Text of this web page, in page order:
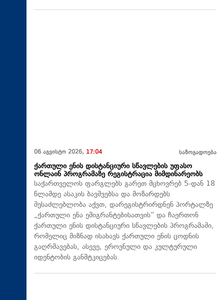
06 აგვისტო 2026, 17:04 საზოგადოება
ქართული ენის დისტანციური სწავლების უფასო
ონლაინ პროგრამაზე რეგისტრაცია მიმდინარეობს
საქართველოს ფარგლებს გარეთ მცხოვრებ 5-დან 18
წლამდე ასაკის ბავშვებსა და მოზარდებს
შესაძლებლობა აქვთ, დარეგისტრირდნენ პორტალზე
„ქართული ენა ემიგრანტებისათვის“ და ჩაერთონ
ქართული ენის დისტანციური სწავლების პროგრამაში,
რომელიც მიზნად ისახავს ქართული ენის ცოდნის
გაღრმავებას, ასევე, ეროვნული და კულტურული
იდენტობის განმტკიცებას.